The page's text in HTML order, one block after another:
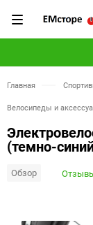
Главная
Велосипеды и
(темно-
Обзор